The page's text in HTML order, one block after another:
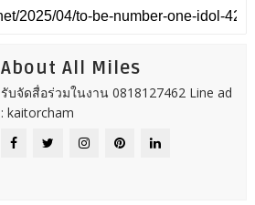
About All Miles
รับจัดสื่อร่วมในงาน 0818127462 Line ad
: kaitorcham